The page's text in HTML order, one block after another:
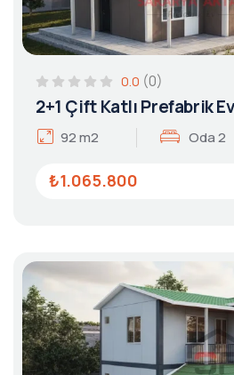
0.0 (0)
2+1 Çift Katlı Prefabrik
92 m2 Oda 2
₺1.065.800